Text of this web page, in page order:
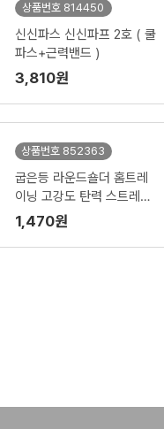
상품번호 814450
신신파스 신신파프 2호 ( 쿨
파스+근력밴드 )
3,810원
상품번호 852363
굽은등 라운드숄더 홈트레
이닝 고강도 탄력 스트레칭
밴드
1,470원